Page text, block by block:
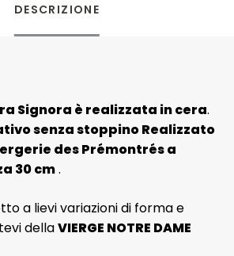
DESCRIZIONE
Signora è realizzata in cera.
senza stoppino Realizzato
des Prémontrés a
30 cm.
a lievi variazioni di forma e
dellaVIERGE NOTRE DAME